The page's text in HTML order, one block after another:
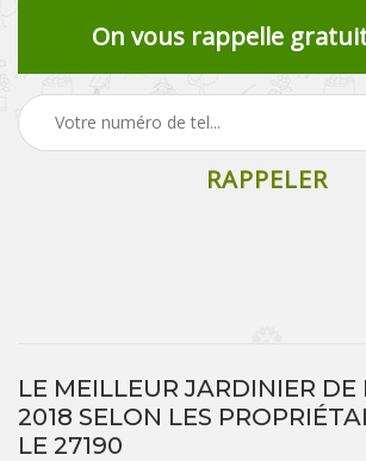
On vous rappelle
LE MEILLEUR JARDINIER DE
2018 SELON LES
LE 27190